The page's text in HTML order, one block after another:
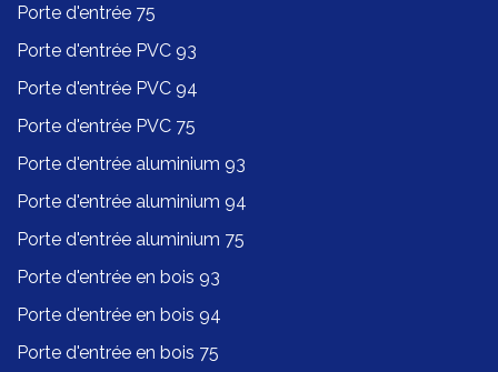
Porte d'entrée 75
Porte d'entrée PVC 93
Porte d'entrée PVC 94
Porte d'entrée PVC 75
Porte d'entrée aluminium 93
Porte d'entrée aluminium 94
Porte d'entrée aluminium 75
Porte d'entrée en bois 93
Porte d'entrée en bois 94
Porte d'entrée en bois 75